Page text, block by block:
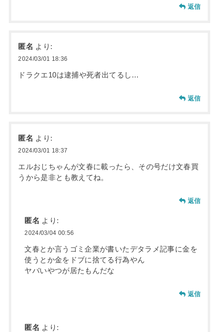
返信
匿名 より:
2024/03/01 18:36
ドラクエ10は逮捕や死者出てるし…
返信
匿名 より:
2024/03/01 18:37
エルおじちゃんが文春に載ったら、その号だけ文春買
うから是非とも教えてね。
返信
匿名 より:
2024/03/04 00:56
文春とか言うゴミ企業が書いたデタラメ記事に金を
使うとか金をドブに捨てる行為やん
ヤバいやつが居たもんだな
返信
匿名 より: